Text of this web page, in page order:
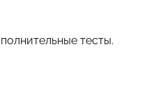
тесты.